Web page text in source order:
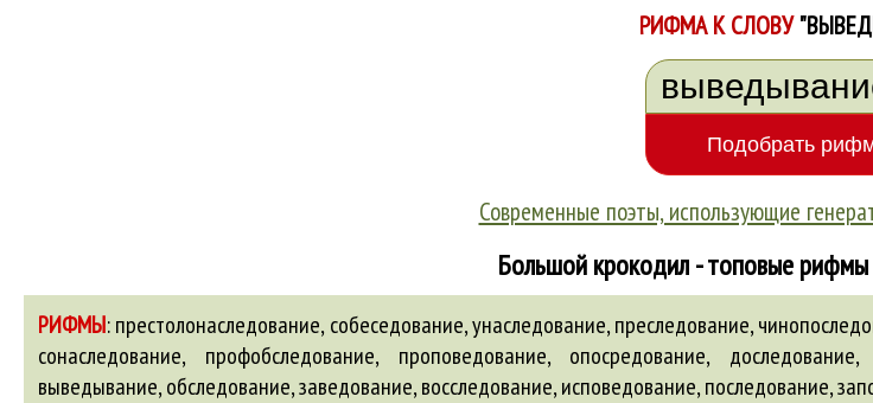
РИФМА К СЛОВУ
Современные поэты, использующие
Большой крокодил - топовые рифмы
РИФМЫ:престолонаследование, собеседование, унаследование, преследование,
сонаследование, профобследование, проповедование, опосредование, доследование,
выведывание,обследование,заведование,восследование,исповедование,последование,